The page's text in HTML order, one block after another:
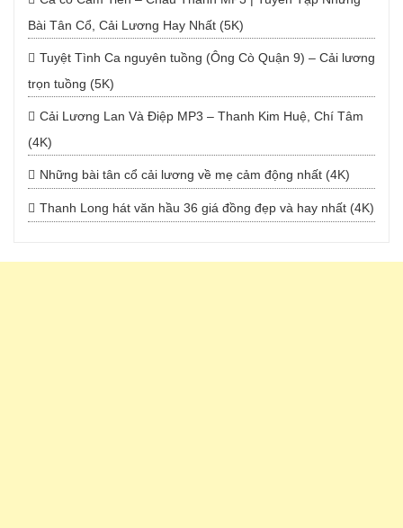
Bài Tân Cổ, Cải Lương Hay Nhất (5K)
Tuyệt Tình Ca nguyên tuồng (Ông Cò Quận 9) – Cải lương
trọn tuồng (5K)
Cải Lương Lan Và Điệp MP3 – Thanh Kim Huệ, Chí Tâm
(4K)
Những bài tân cổ cải lương về mẹ cảm động nhất (4K)
Thanh Long hát văn hầu 36 giá đồng đẹp và hay nhất (4K)